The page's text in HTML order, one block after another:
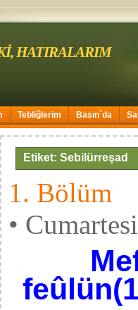
HATIRALARIM
Tebliğlerim Basın`da
Etiket: Sebilürreşad
1. Bölüm
•